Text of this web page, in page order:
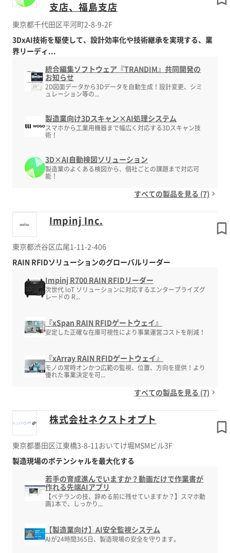
支店、福島支店
東京都千代田区平河町2-8-9-2F
3DxAI技術を駆使して、設計効率化や技術継承を実現する、業
界リーディ...
統合編集ソフトウェア『TRANDIM』共同開発の
お知らせ
2D図面データから3Dデータを自動生成！設計変更、シミ
ュレーション等の...
製造業向け3Dスキャン×AI処理システム
スマホから工業用機器まで幅広く対応する3Dスキャン技
術！
3D×AI自動検図ソリューション
製造業のよくある検図から、個社ごとの課題まで対応可
能！
すべての製品を見る (7)
Impinj Inc.
東京都渋谷区広尾1-11-2-406
RAIN RFIDソリューションのグローバルリーダー
Impinj R700 RAIN RFIDリーダー
次世代 IoT ソリューションに対応するエンタープライズグ
レードの R...
『xSpan RAIN RFIDゲートウェイ』
安定した正確な在庫可視性により事業運営コストを削減！
『xArray RAIN RFIDゲートウェイ』
モノの常時オンかつ広範の監視、位置、方向を提供！より
優れた事業決定を可...
すべての製品を見る (7)
株式会社ネクストオプト
東京都墨田区江東橋3-8-11おいてけ堀MSMビル3F
製造現場のポテンシャルを最大化する
若手の育成進んでいますか？動画だけで作業書が
作れる先端AIアプリ
【ベテランの技、辞める前に残せていますか？】スマホ動
画1本で、しっかり...
【製造業向け】AI安全監視システム
AIが24時間365日、製造現場の安全を守ります。